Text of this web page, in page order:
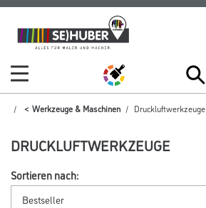
Zum
Inhalt
Zum
Navigationsmenü
Werkzeuge & Maschinen Druckluftwerkzeuge
DRUCKLUFTWERKZEUGE
Sortieren nach: